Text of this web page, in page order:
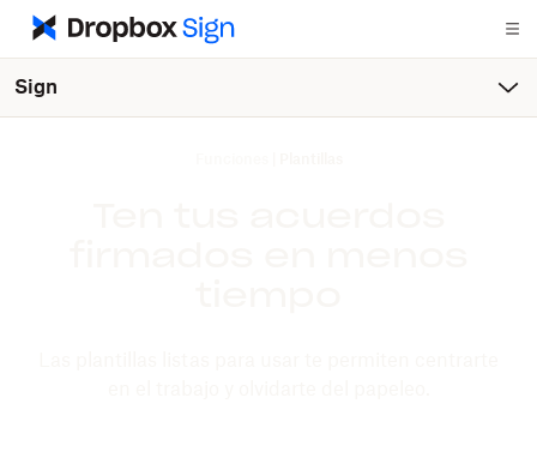
Sign